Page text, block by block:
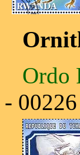
Ordo
- 00226